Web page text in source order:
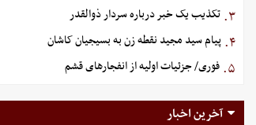
۳. تکذیب یک خبر درباره سردار ذوالقدر
۴. پیام سید مجید نقطه زن به بسیجیان کاشان
۵. فوری/ جزئیات اولیه از انفجارهای قشم
آخرین اخبار